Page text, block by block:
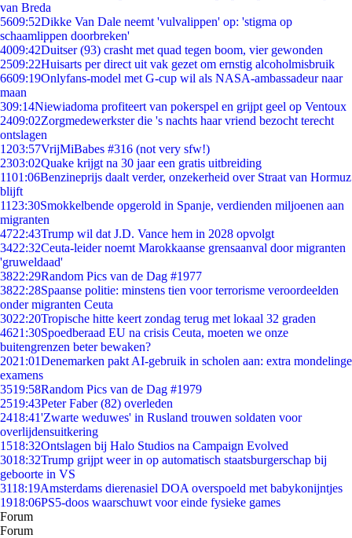
van Breda
5609:52Dikke Van Dale neemt 'vulvalippen' op: 'stigma op
schaamlippen doorbreken'
4009:42Duitser (93) crasht met quad tegen boom, vier gewonden
2509:22Huisarts per direct uit vak gezet om ernstig alcoholmisbruik
6609:19Onlyfans-model met G-cup wil als NASA-ambassadeur naar
maan
309:14Niewiadoma profiteert van pokerspel en grijpt geel op Ventoux
2409:02Zorgmedewerkster die 's nachts haar vriend bezocht terecht
ontslagen
1203:57VrijMiBabes #316 (not very sfw!)
2303:02Quake krijgt na 30 jaar een gratis uitbreiding
1101:06Benzineprijs daalt verder, onzekerheid over Straat van Hormuz
blijft
11 23:30Smokkelbende opgerold in Spanje, verdienden miljoenen aan
migranten
4722:43Trump wil dat J.D. Vance hem in 2028 opvolgt
3422:32Ceuta-leider noemt Marokkaanse grensaanval door migranten
'gruweldaad'
3822:29Random Pics van de Dag #1977
3822:28Spaanse politie: minstens tien voor terrorisme veroordeelden
onder migranten Ceuta
3022:20Tropische hitte keert zondag terug met lokaal 32 graden
4621:30Spoedberaad EU na crisis Ceuta, moeten we onze
buitengrenzen beter bewaken?
2021:01Denemarken pakt AI-gebruik in scholen aan: extra mondelinge
examens
3519:58Random Pics van de Dag #1979
2519:43Peter Faber (82) overleden
2418:41'Zwarte weduwes' in Rusland trouwen soldaten voor
overlijdensuitkering
1518:32Ontslagen bij Halo Studios na Campaign Evolved
3018:32Trump grijpt weer in op automatisch staatsburgerschap bij
geboorte in VS
3118:19Amsterdams dierenasiel DOA overspoeld met babykonijntjes
1918:06PS5-doos waarschuwt voor einde fysieke games
Forum
Forum